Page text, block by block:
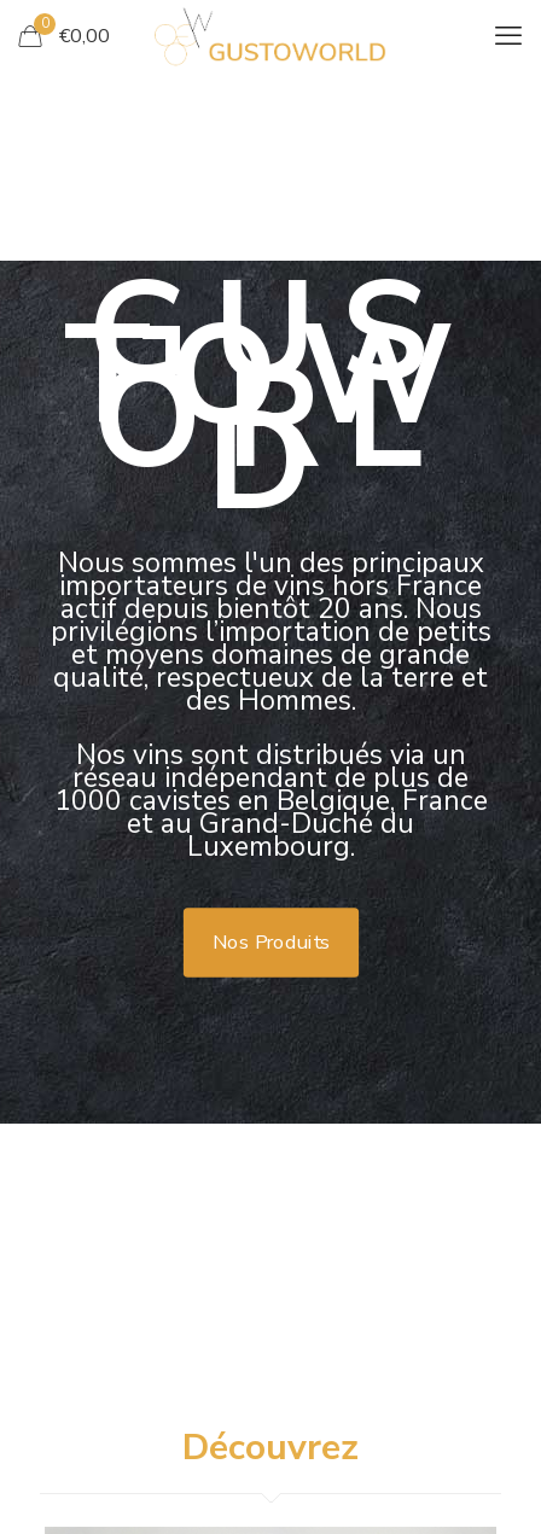
0 €0,00
GUS
TOW
ORL
D
Nous sommes l'un des principaux
importateurs de vins hors France
actif depuis bientôt 20 ans. Nous
privilégions l’importation de petits
et moyens domaines de grande
qualité, respectueux de la terre et
des Hommes.
Nos vins sont distribués via un
réseau indépendant de plus de
1000 cavistes en Belgique, France
et au Grand-Duché du
Luxembourg.
Nos Produits
Découvrez